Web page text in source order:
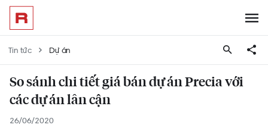
Tin tức Dự án
So sánh chi tiết giá bán dự án Precia với
các dự án lân cận
26/06/2020